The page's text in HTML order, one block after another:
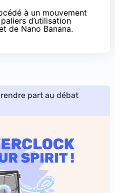
à un mouvement
d’utilisation
de Nano Banana.
part au débat